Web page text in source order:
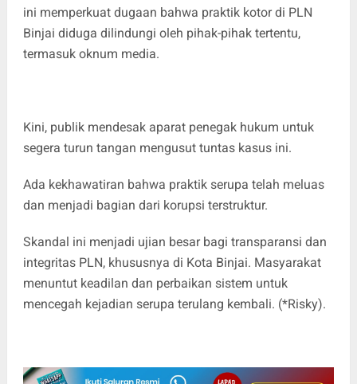
ini memperkuat dugaan bahwa praktik kotor di PLN
Binjai diduga dilindungi oleh pihak-pihak tertentu,
termasuk oknum media.
Kini, publik mendesak aparat penegak hukum untuk
segera turun tangan mengusut tuntas kasus ini.
Ada kekhawatiran bahwa praktik serupa telah meluas
dan menjadi bagian dari korupsi terstruktur.
Skandal ini menjadi ujian besar bagi transparansi dan
integritas PLN, khususnya di Kota Binjai. Masyarakat
menuntut keadilan dan perbaikan sistem untuk
mencegah kejadian serupa terulang kembali. (*Risky).